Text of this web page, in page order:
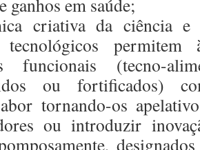
ganhos em saúde;
criativa da ciência e
tecnológicos permitem
funcionais (tecno-
ou fortificados)
tornando-os
ou introduzir